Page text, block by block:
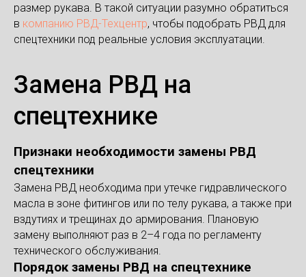
размер рукава. В такой ситуации разумно обратиться
в компанию РВД-Техцентр, чтобы подобрать РВД для
спецтехники под реальные условия эксплуатации.
Замена РВД на
спецтехнике
Признаки необходимости замены РВД
спецтехники
Замена РВД необходима при утечке гидравлического
масла в зоне фитингов или по телу рукава, а также при
вздутиях и трещинах до армирования. Плановую
замену выполняют раз в 2–4 года по регламенту
технического обслуживания.
Порядок замены РВД на спецтехнике